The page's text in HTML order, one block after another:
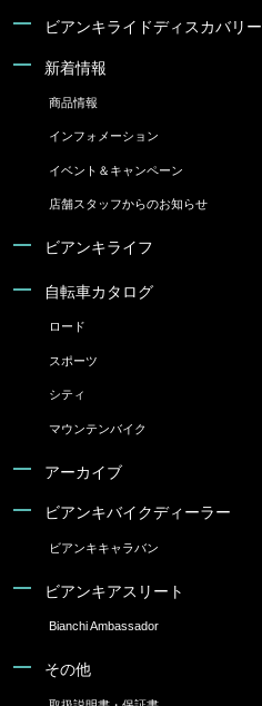
ビアンキライドディスカバリー
新着情報
商品情報
インフォメーション
イベント＆キャンペーン
店舗スタッフからのお知らせ
ビアンキライフ
自転車カタログ
ロード
スポーツ
シティ
マウンテンバイク
アーカイブ
ビアンキバイクディーラー
ビアンキキャラバン
ビアンキアスリート
Bianchi Ambassador
その他